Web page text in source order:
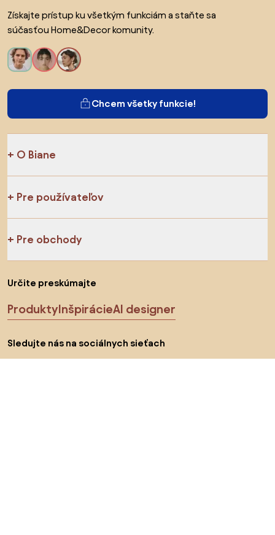
Získajte prístup ku všetkým funkciám a staňte sa
súčasťou Home&Decor komunity.
Chcem všetky funkcie!
O Biane
Pre používateľov
Pre obchody
Určite preskúmajte
ProduktyInšpirácieAI designer
Sledujte nás na sociálnych sieťach